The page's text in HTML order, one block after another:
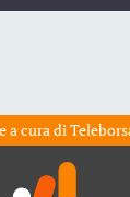
a cura di